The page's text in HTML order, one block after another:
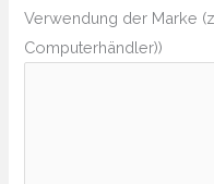
Verwendung der Marke
Computerhändler))